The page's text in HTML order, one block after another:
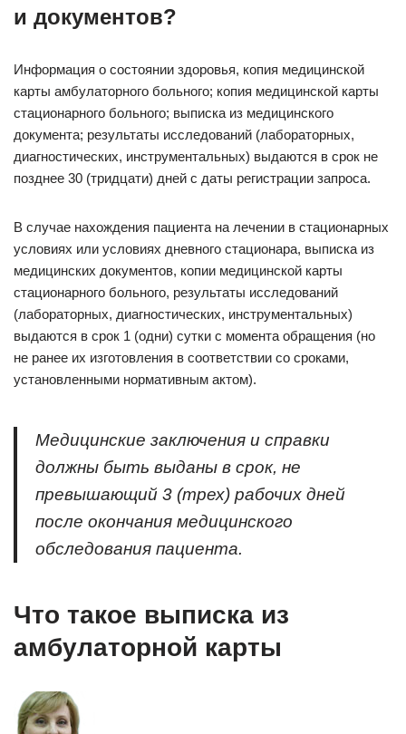
и документов?
Информация о состоянии здоровья, копия медицинской
карты амбулаторного больного; копия медицинской карты
стационарного больного; выписка из медицинского
документа; результаты исследований (лабораторных,
диагностических, инструментальных) выдаются в срок не
позднее 30 (тридцати) дней с даты регистрации запроса.
В случае нахождения пациента на лечении в стационарных
условиях или условиях дневного стационара, выписка из
медицинских документов, копии медицинской карты
стационарного больного, результаты исследований
(лабораторных, диагностических, инструментальных)
выдаются в срок 1 (одни) сутки с момента обращения (но
не ранее их изготовления в соответствии со сроками,
установленными нормативным актом).
Медицинские заключения и справки
должны быть выданы в срок, не
превышающий 3 (трех) рабочих дней
после окончания медицинского
обследования пациента.
Что такое выписка из
амбулаторной карты